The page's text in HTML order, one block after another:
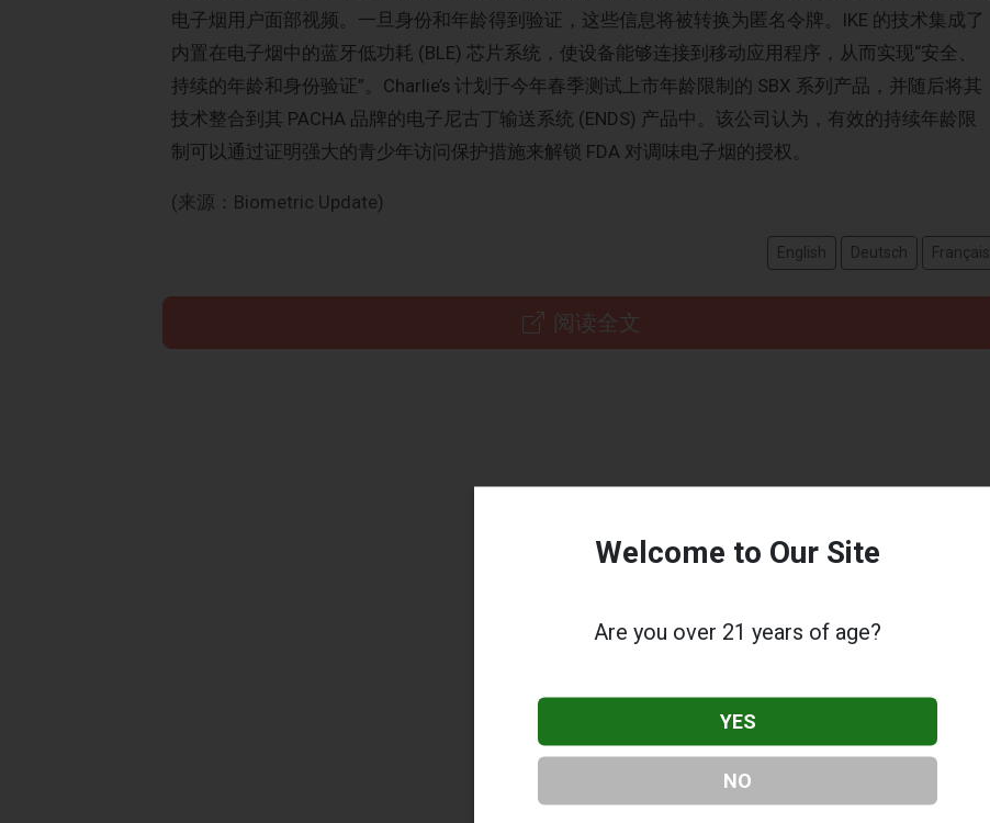
电子烟用户面部视频。一旦身份和年龄得到验证，这些信息将被转换为匿名令牌。IKE 的技术集成了
内置在电子烟中的蓝牙低功耗 (BLE) 芯片系统，使设备能够连接到移动应用程序，从而实现“安全、
持续的年龄和身份验证”。Charlie’s 计划于今年春季测试上市年龄限制的 SBX 系列产品，并随后将其
技术整合到其 PACHA 品牌的电子尼古丁输送系统 (ENDS) 产品中。该公司认为，有效的持续年龄限
制可以通过证明强大的青少年访问保护措施来解锁 FDA 对调味电子烟的授权。
(来源：Biometric Update)
English Deutsch Français
阅读全文
Welcome to Our Site
Are you over 21 years of age?
YES
NO